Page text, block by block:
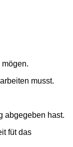
musst.
abgegeben hast.
füt das